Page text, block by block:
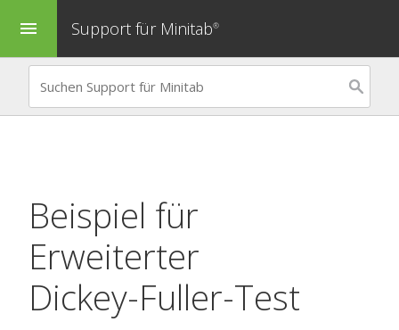
menu Support für Minitab®
Beispiel für
Erweiterter
Dickey-Fuller-Test